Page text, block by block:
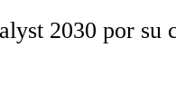
2030 por su